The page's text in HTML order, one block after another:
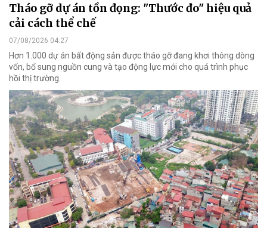
Tháo gỡ dự án tồn đọng: "Thước đo" hiệu quả
cải cách thể chế
07/08/2026 04:27
Hơn 1.000 dự án bất động sản được tháo gỡ đang khơi thông dòng
vốn, bổ sung nguồn cung và tạo động lực mới cho quá trình phục
hồi thị trường.